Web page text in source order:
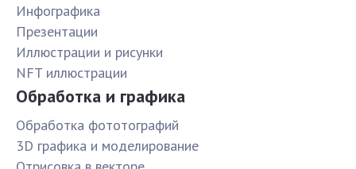
Инфографика
Презентации
Иллюстрации и рисунки
NFT иллюстрации
Обработка и графика
Обработка фототографий
3D графика и моделирование